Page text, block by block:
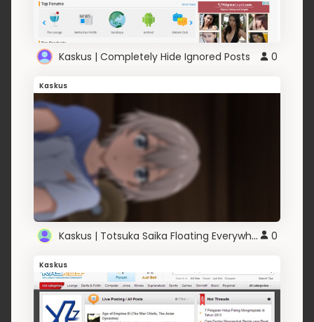
Kaskus | Completely Hide Ignored Posts 0
Kaskus
Kaskus | Totsuka Saika Floating Everywhere 0
Kaskus